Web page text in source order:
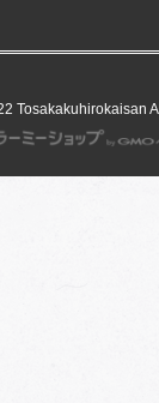
Tosakakuhirokaisan